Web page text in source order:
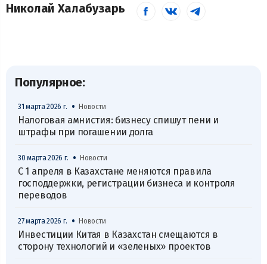
Николай Халабузарь
Популярное:
31 марта 2026 г. • Новости
Налоговая амнистия: бизнесу спишут пени и
штрафы при погашении долга
30 марта 2026 г. • Новости
С 1 апреля в Казахстане меняются правила
господдержки, регистрации бизнеса и контроля
переводов
27 марта 2026 г. • Новости
Инвестиции Китая в Казахстан смещаются в
сторону технологий и «зеленых» проектов